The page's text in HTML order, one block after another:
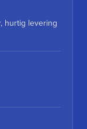
hurtig levering